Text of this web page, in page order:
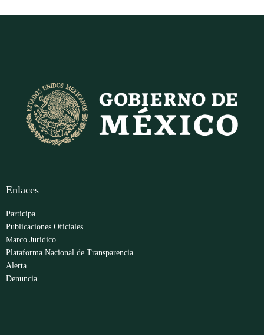
Enlaces
Participa
Publicaciones Oficiales
Marco Jurídico
Plataforma Nacional de Transparencia
Alerta
Denuncia